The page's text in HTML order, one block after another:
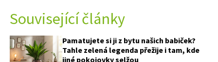
Související články
Pamatujete si ji z bytu našich babiček?
Tahle zelená legenda přežije i tam, kde
jiné pokojovky selžou